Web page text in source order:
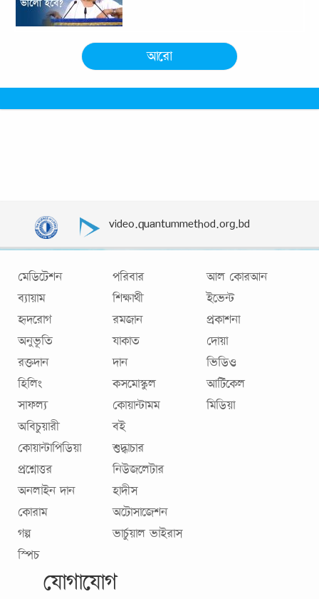
আরো
video.quantummethod.org.bd
মেডিটেশন
ব্যায়াম
হৃদরোগ
অনুভূতি
রক্তদান
হিলিং
সাফল্য
পরিবার
শিক্ষার্থী
রমজান
যাকাত
দান
কসমোস্কুল
কোয়ান্টামম
আল কোরআন
ইভেন্ট
প্রকাশনা
দোয়া
ভিডিও
আর্টিকেল
মিডিয়া
অবিচুয়ারী
কোয়ান্টাপিডিয়া
প্রশ্নোত্তর
অনলাইন দান
কোরাম
গল্প
স্পিচ
বই
শুদ্ধাচার
নিউজলেটার
হাদীস
অটোসাজেশন
ভার্চুয়াল ভাইরাস
যোগাযোগ